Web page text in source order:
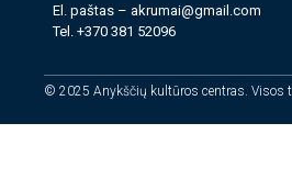
El. paš­tas – akrumai@gmail.com
Tel. +370 381 52096
© 2025 Anykščių kultūros centras. Visos